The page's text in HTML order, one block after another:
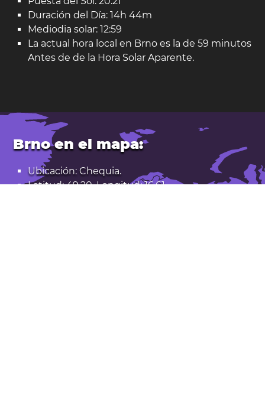
Duración del Día: 14h 44m
Mediodia solar: 12:59
La actual hora local en Brno es la de 59 minutos
Antes de de la Hora Solar Aparente.
Brno en el mapa:
Ubicación: Chequia.
Latitud: 49,20. Longitud: 16,61